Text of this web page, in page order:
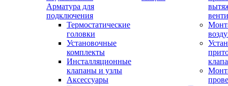
Арматура для
подключения
Термостатические
головки
Установочные
комплекты
Инсталляционные
клапаны и узлы
Аксессуары